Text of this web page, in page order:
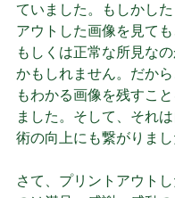
ていました。もしかし
アウトした画像を見て
もしくは正常な所見な
かもしれません。だか
もわかる画像を残すこ
ました。そして、それ
術の向上にも繋がりまし
さて、プリントアウト